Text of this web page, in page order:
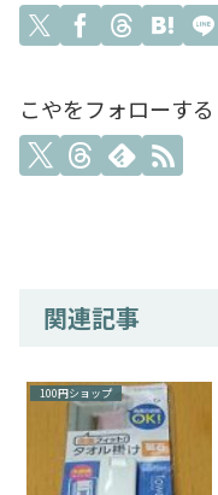
こやをフォローする
関連記事
100円ショップ